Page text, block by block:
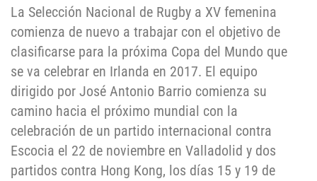
La Selección Nacional de Rugby a XV femenina
comienza de nuevo a trabajar con el objetivo de
clasificarse para la próxima Copa del Mundo que
se va celebrar en Irlanda en 2017. El equipo
dirigido por José Antonio Barrio comienza su
camino hacia el próximo mundial con la
celebración de un partido internacional contra
Escocia el 22 de noviembre en Valladolid y dos
partidos contra Hong Kong, los días 15 y 19 de